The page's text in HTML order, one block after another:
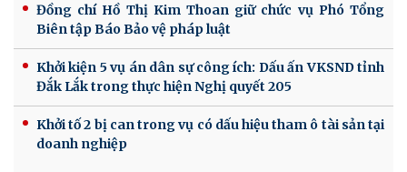
Đồng chí Hồ Thị Kim Thoan giữ chức vụ Phó Tổng
Biên tập Báo Bảo vệ pháp luật
Khởi kiện 5 vụ án dân sự công ích: Dấu ấn VKSND tỉnh
Đắk Lắk trong thực hiện Nghị quyết 205
Khởi tố 2 bị can trong vụ có dấu hiệu tham ô tài sản tại
doanh nghiệp